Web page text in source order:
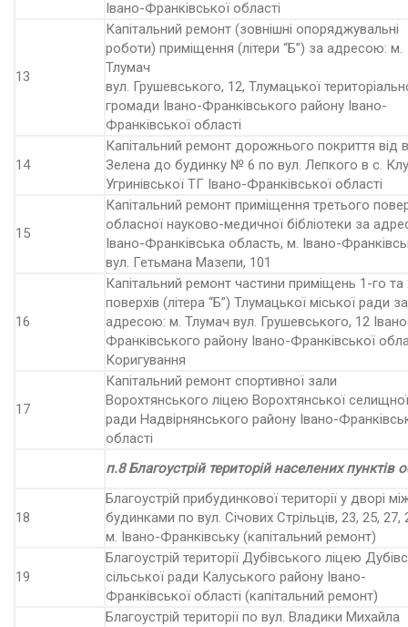
Івано-Франківської області
13
Капітальний ремонт (зовнішні опоряджувальні
роботи) приміщення (літери “Б”) за адресою: м.
Тлумач
вул. Грушевського, 12, Тлумацької
громади Івано-Франківського району Івано-
Франківської області
14
Капітальний ремонт дорожнього покриття від
Зелена до будинку № 6 по вул. Лепкого в с.
Угринівської ТГ Івано-Франківської області
15
Капітальний ремонт приміщення третього
обласної науково-медичної бібліотеки за
Івано-Франківська область, м. Івано-
вул. Гетьмана Мазепи, 101
16
Капітальний ремонт частини приміщень 1-го та
поверхів (літера “Б”) Тлумацької міської ради за
адресою: м. Тлумач вул. Грушевського, 12
Франківського району Івано-Франківської
Коригування
17
Капітальний ремонт спортивної зали
Ворохтянського ліцею Ворохтянської селищної
ради Надвірнянського району Івано-
області
п.8 Благоустрій територій населених пунктів
18
Благоустрій прибудинкової території у дворі
будинками по вул. Січових Стрільців, 23, 25, 27,
м. Івано-Франківську (капітальний ремонт)
19
Благоустрій території Дубівського ліцею
сільської ради Калуського району Івано-
Франківської області (капітальний ремонт)
Благоустрій території по вул. Владики Михайла